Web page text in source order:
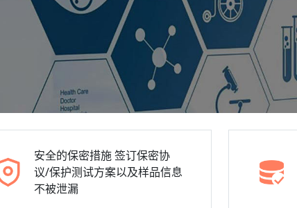
安全的保密措施签订保密协
议/保护测试方案以及样品信息
不被泄漏